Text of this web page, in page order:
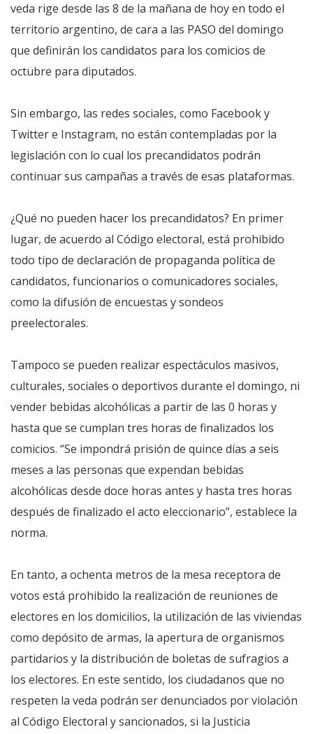
veda rige desde las 8 de la mañana de hoy en todo el
territorio argentino, de cara a las PASO del domingo
que definirán los candidatos para los comicios de
octubre para diputados.
Sin embargo, las redes sociales, como Facebook y
Twitter e Instagram, no están contempladas por la
legislación con lo cual los precandidatos podrán
continuar sus campañas a través de esas plataformas.
¿Qué no pueden hacer los precandidatos? En primer
lugar, de acuerdo al Código electoral, está prohibido
todo tipo de declaración de propaganda política de
candidatos, funcionarios o comunicadores sociales,
como la difusión de encuestas y sondeos
preelectorales.
Tampoco se pueden realizar espectáculos masivos,
culturales, sociales o deportivos durante el domingo, ni
vender bebidas alcohólicas a partir de las 0 horas y
hasta que se cumplan tres horas de finalizados los
comicios. “Se impondrá prisión de quince días a seis
meses a las personas que expendan bebidas
alcohólicas desde doce horas antes y hasta tres horas
después de finalizado el acto eleccionario”, establece la
norma.
En tanto, a ochenta metros de la mesa receptora de
votos está prohibido la realización de reuniones de
electores en los domicilios, la utilización de las viviendas
como depósito de armas, la apertura de organismos
partidarios y la distribución de boletas de sufragios a
los electores. En este sentido, los ciudadanos que no
respeten la veda podrán ser denunciados por violación
al Código Electoral y sancionados, si la Justicia